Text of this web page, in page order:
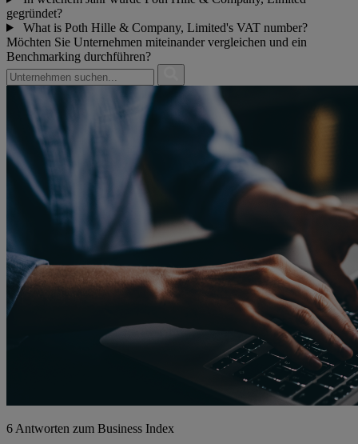
gegründet?
What is Poth Hille & Company, Limited's VAT number?
Möchten Sie Unternehmen miteinander vergleichen und ein
Benchmarking durchführen?
6 Antworten zum Business Index